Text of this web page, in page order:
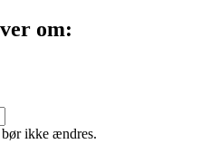
om:
ikke ændres.